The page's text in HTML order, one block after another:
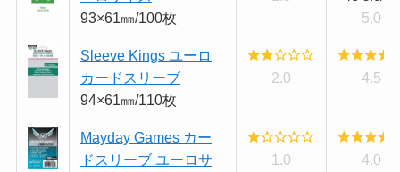
93×61㎜/100枚
5.0
Sleeve Kings ユーロ
カードスリーブ
94×61㎜/110枚
2.0 4.5
Mayday Games カー
ドスリーブ ユーロサ
1.0 4.0